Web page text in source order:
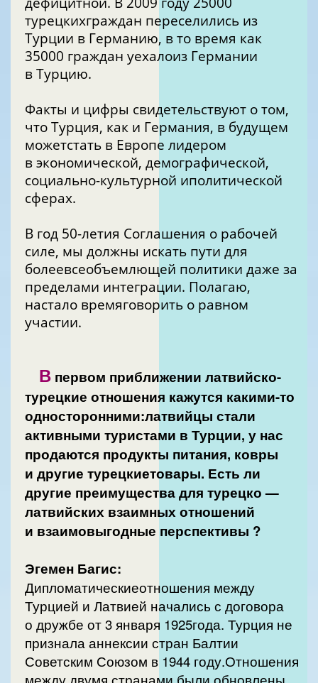
турецкихграждан переселились из
Турции в Германию, в то время как
35000 граждан уехалоиз Германии
в Турцию.
Факты и цифры свидетельствуют о том,
что Турция, как и Германия, в будущем
можетстать в Европе лидером
в экономической, демографической,
социально-культурной иполитической
сферах.
В год 50-летия Соглашения о рабочей
силе, мы должны искать пути для
болеевсеобъемлющей политики даже за
пределами интеграции. Полагаю,
настало времяговорить о равном
участии.
В первом приближении латвийско-
турецкие отношения кажутся какими-то
односторонними:латвийцы стали
активными туристами в Турции, у нас
продаются продукты питания, ковры
и другие турецкиетовары. Есть ли
другие преимущества для турецко —
латвийских взаимных отношений
и взаимовыгодные перспективы ?
Эгемен Багис:
Дипломатическиеотношения между
Турцией и Латвией начались с договора
о дружбе от 3 января 1925года. Турция не
признала аннексии стран Балтии
Советским Союзом в 1944 году.Отношения